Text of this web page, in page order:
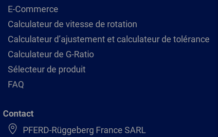
E-Commerce
Calculateur de vitesse de rotation
Calculateur d’ajustement et calculateur de tolérance
Calculateur de G-Ratio
Sélecteur de produit
FAQ
Contact
PFERD-Rüggeberg France SARL